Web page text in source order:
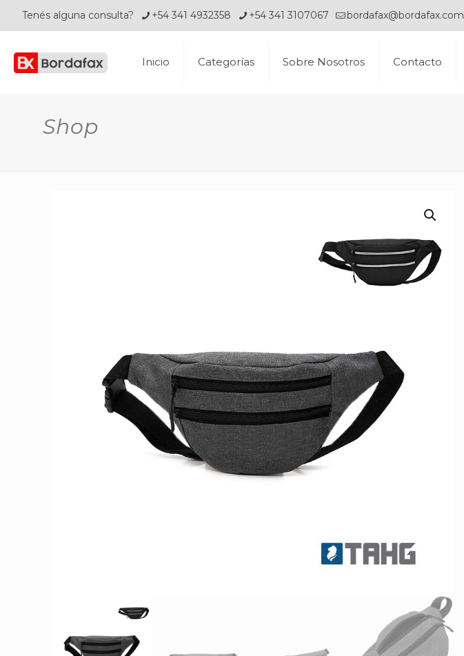
Tenés alguna consulta? +54 341 4932358 +54 341 3107067 bordafax@bordafax.com
Inicio Categorías Sobre Nosotros Contacto
Shop